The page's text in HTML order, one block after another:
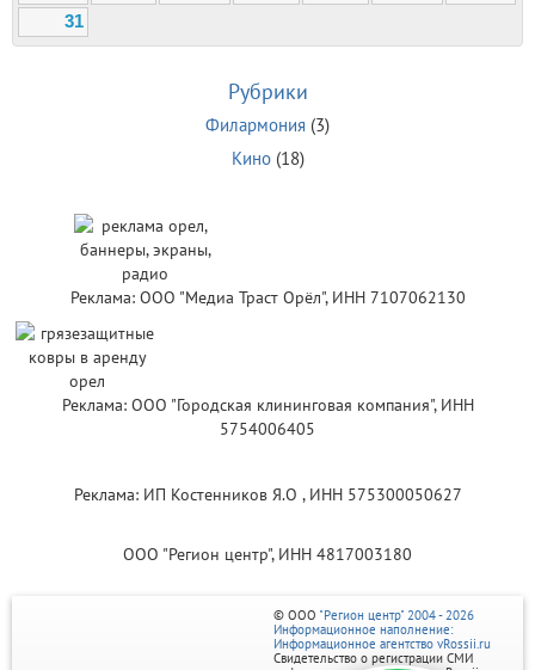
31
Рубрики
Филармония (3)
Кино(18)
Реклама: ООО "Медиа Траст Орёл", ИНН 7107062130
Реклама: ООО "Городская клининговая компания", ИНН
5754006405
Реклама: ИП Костенников Я.О , ИНН 575300050627
ООО "Регион центр", ИНН 4817003180
© ООО "Регион центр" 2004 - 2026
Информационное наполнение:
Информационное агентство vRossii.ru
Свидетельство о регистрации СМИ